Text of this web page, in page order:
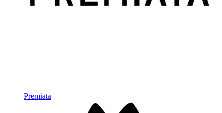
Premiata